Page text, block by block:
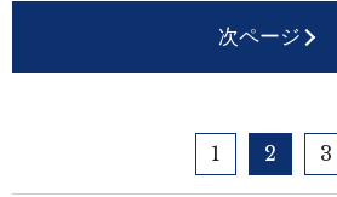
次ページ
1 2 3